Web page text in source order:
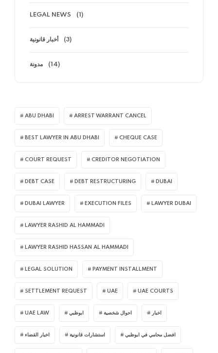
LEGAL NEWS (1)
أخبار قانونية (3)
مدونة (14)
ABU DHABI ARREST WARRANT CANCEL
BEST LAWYER IN ABU DHABI CHEQUE CASE
COURT REQUEST CREDITOR NEGOTIATION
DEBT CASE DEBT RESTRUCTURING DUBAI
DUBAI LAWYER EXECUTION FILES LAWYER DUBAI
LAWYER RASHID AL HAMMADI
LAWYER RASHID HASSAN AL HAMMADI
LEGAL SOLUTION PAYMENT INSTALLMENT
SETTLEMENT REQUEST UAE UAE COURTS
UAE LAW ابوظبي احوال شخصية اخبار
اخبار القضاء استشارات قانونية افضل محامي في ابوظبي